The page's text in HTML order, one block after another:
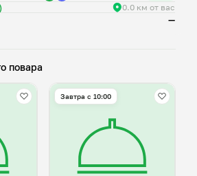
0.0 км от вас
—
повара
Завтра c 10:00